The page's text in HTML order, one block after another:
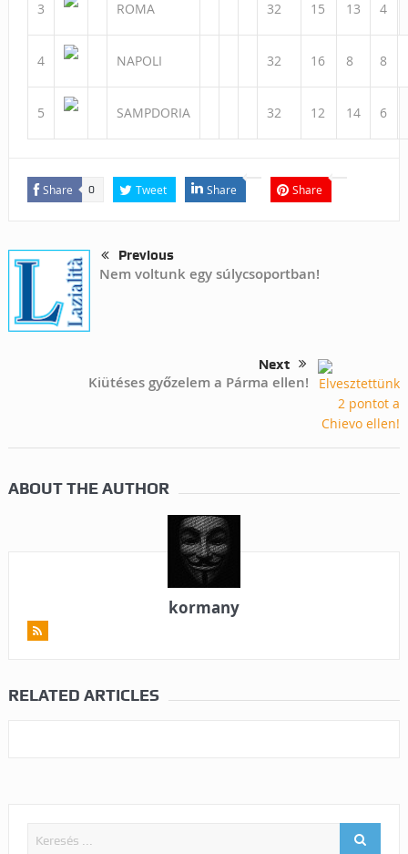
3 ROMA 32 15 13 4
4 NAPOLI 32 16 8 8
5 SAMPDORIA 32 12 14 6
Share 0 Tweet Share Share
Previous
Nem voltunk egy súlycsoportban!
Next
Kiütéses győzelem a Párma ellen!
ABOUT THE AUTHOR
kormany
RELATED ARTICLES